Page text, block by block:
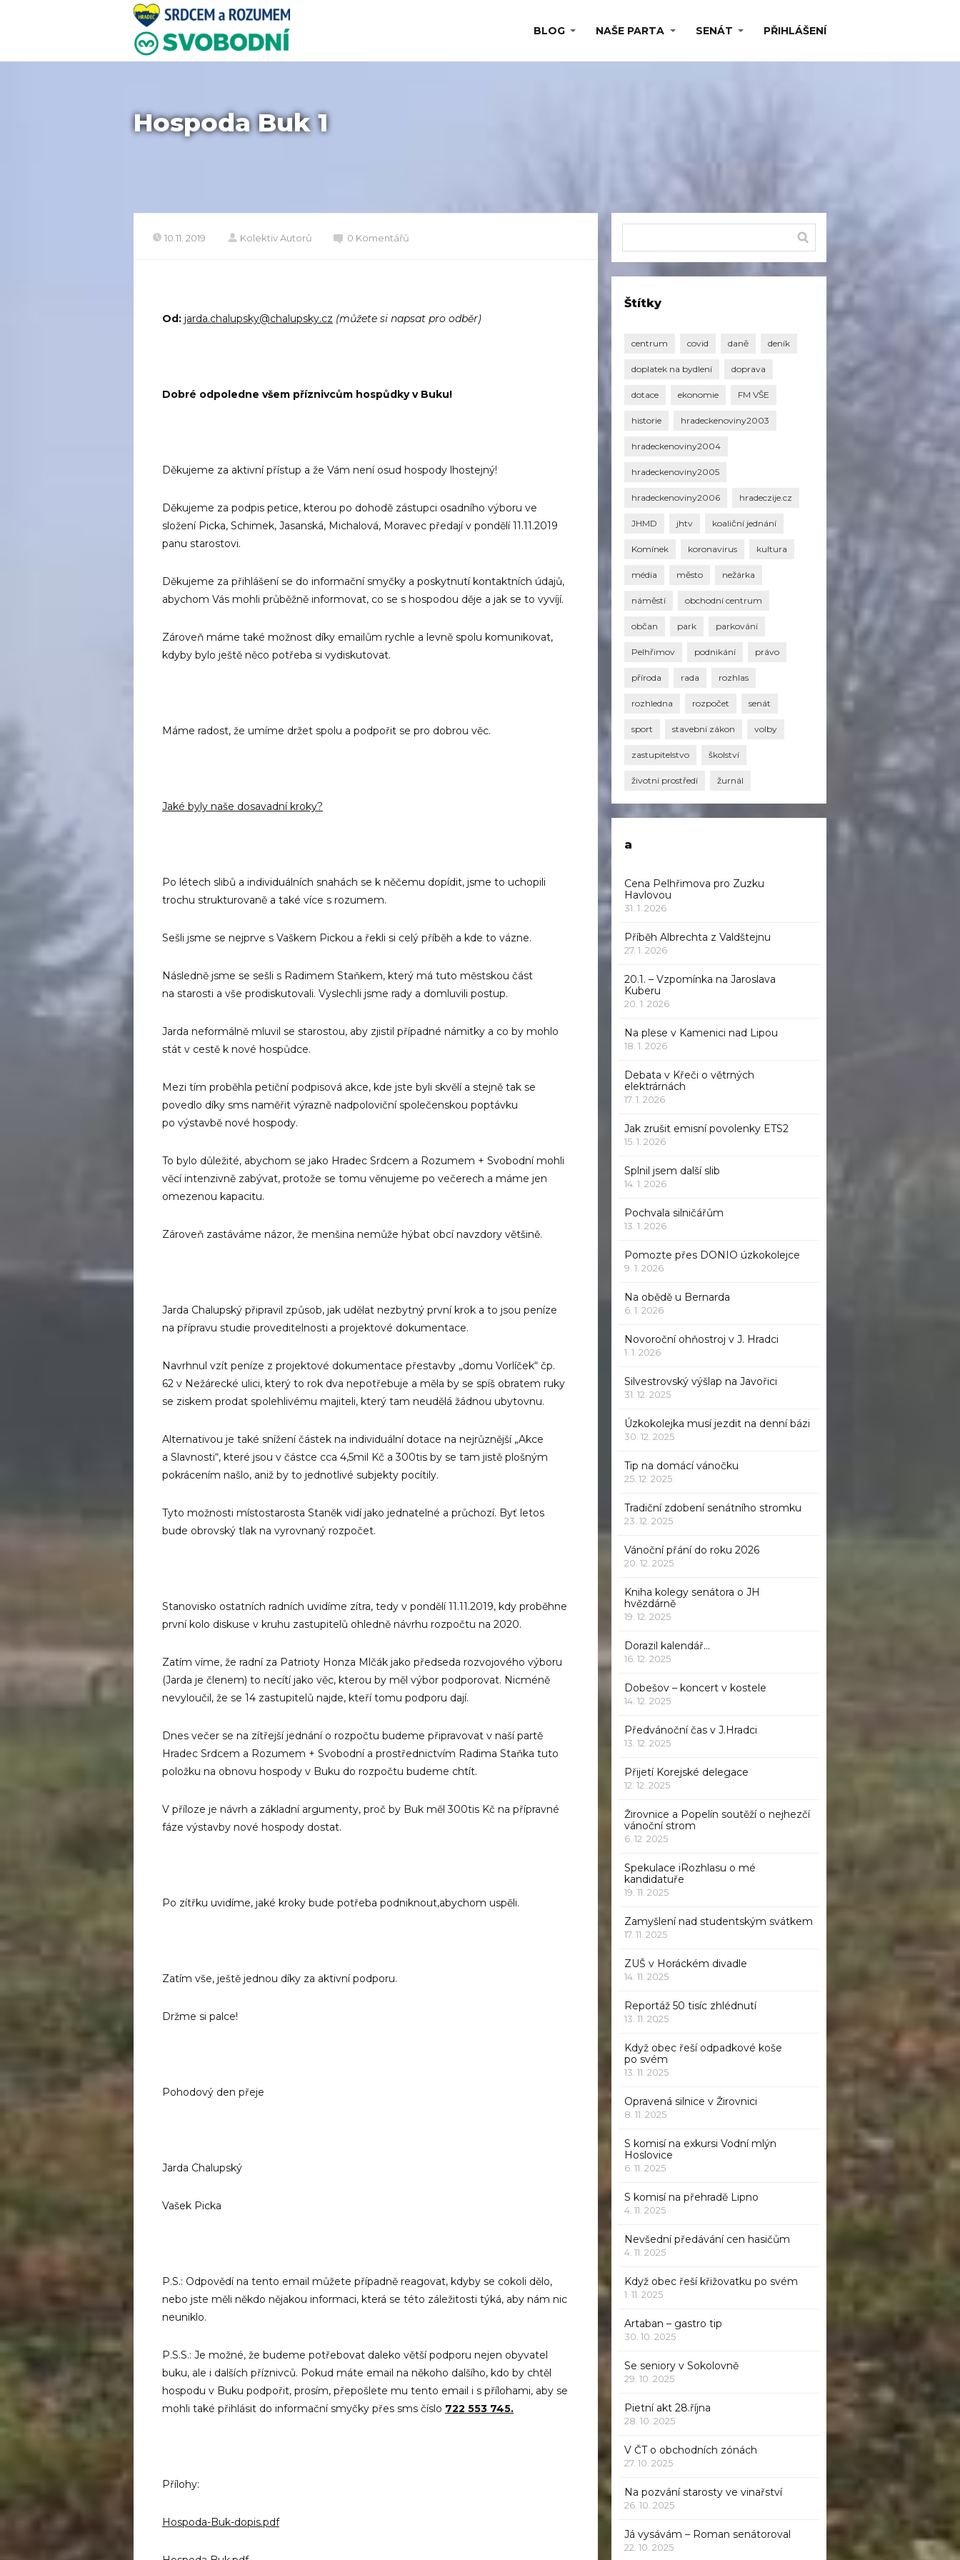
BLOG NAŠE PARTA SENÁT PŘIHLÁŠENÍ
Hospoda Buk 1
10.11. 2019 Kolektiv Autorů 0 Komentářů
Od: jarda.chalupsky@chalupsky.cz (můžete si napsat pro odběr)
Dobré odpoledne všem příznivcům hospůdky v Buku!
Děkujeme za aktivní přístup a že Vám není osud hospody lhostejný!
Děkujeme za podpis petice, kterou po dohodě zástupci osadního výboru ve
složení Picka, Schimek, Jasanská, Michalová, Moravec předají v pondělí 11.11.2019
panu starostovi.
Děkujeme za přihlášení se do informační smyčky a poskytnutí kontaktních údajů,
abychom Vás mohli průběžně informovat, co se s hospodou děje a jak se to vyvíjí.
Zároveň máme také možnost díky emailům rychle a levně spolu komunikovat,
kdyby bylo ještě něco potřeba si vydiskutovat.
Máme radost, že umíme držet spolu a podpořit se pro dobrou věc.
Jaké byly naše dosavadní kroky?
Po létech slibů a individuálních snahách se k něčemu dopídit, jsme to uchopili
trochu strukturovaně a také více s rozumem.
Sešli jsme se nejprve s Vaškem Pickou a řekli si celý příběh a kde to vázne.
Následně jsme se sešli s Radimem Staňkem, který má tuto městskou část
na starosti a vše prodiskutovali. Vyslechli jsme rady a domluvili postup.
Jarda neformálně mluvil se starostou, aby zjistil případné námitky a co by mohlo
stát v cestě k nové hospůdce.
Mezi tím proběhla petiční podpisová akce, kde jste byli skvělí a stejně tak se
povedlo díky sms naměřit výrazně nadpoloviční společenskou poptávku
po výstavbě nové hospody.
To bylo důležité, abychom se jako Hradec Srdcem a Rozumem + Svobodní mohli
věcí intenzivně zabývat, protože se tomu věnujeme po večerech a máme jen
omezenou kapacitu.
Zároveň zastáváme názor, že menšina nemůže hýbat obcí navzdory většině.
Jarda Chalupský připravil způsob, jak udělat nezbytný první krok a to jsou peníze
na přípravu studie proveditelnosti a projektové dokumentace.
Navrhnul vzít peníze z projektové dokumentace přestavby „domu Vorlíček“ čp.
62 v Nežárecké ulici, který to rok dva nepotřebuje a měla by se spíš obratem ruky
se ziskem prodat spolehlivému majiteli, který tam neudělá žádnou ubytovnu.
Alternativou je také snížení částek na individuální dotace na nejrůznější „Akce
a Slavnosti“, které jsou v částce cca 4,5mil Kč a 300tis by se tam jistě plošným
pokrácením našlo, aniž by to jednotlivé subjekty pocítily.
Tyto možnosti místostarosta Staněk vidí jako jednatelné a průchozí. Byť letos
bude obrovský tlak na vyrovnaný rozpočet.
Stanovisko ostatních radních uvidíme zítra, tedy v pondělí 11.11.2019, kdy proběhne
první kolo diskuse v kruhu zastupitelů ohledně návrhu rozpočtu na 2020.
Zatím víme, že radní za Patrioty Honza Mlčák jako předseda rozvojového výboru
(Jarda je členem) to necítí jako věc, kterou by měl výbor podporovat. Nicméně
nevyloučil, že se 14 zastupitelů najde, kteří tomu podporu dají.
Dnes večer se na zítřejší jednání o rozpočtu budeme připravovat v naší partě
Hradec Srdcem a Rozumem + Svobodní a prostřednictvím Radima Staňka tuto
položku na obnovu hospody v Buku do rozpočtu budeme chtít.
V příloze je návrh a základní argumenty, proč by Buk měl 300tis Kč na přípravné
fáze výstavby nové hospody dostat.
Po zítřku uvidíme, jaké kroky bude potřeba podniknout,abychom uspěli.
Zatím vše, ještě jednou díky za aktivní podporu.
Držme si palce!
Pohodový den přeje
Jarda Chalupský
Vašek Picka
P.S.: Odpovědí na tento email můžete případně reagovat, kdyby se cokoli dělo,
nebo jste měli někdo nějakou informaci, která se této záležitosti týká, aby nám nic
neuniklo.
P.S.S.: Je možné, že budeme potřebovat daleko větší podporu nejen obyvatel
buku, ale i dalších příznivců. Pokud máte email na někoho dalšího, kdo by chtěl
hospodu v Buku podpořit, prosím, přepošlete mu tento email i s přílohami, aby se
mohli také přihlásit do informační smyčky přes sms číslo 722 553 745.
Přílohy:
Hospoda-Buk-dopis.pdf
Štítky
centrum covid daně deník
doplatek na bydlení doprava
dotace ekonomie FM VŠE
historie hradeckenoviny2003
hradeckenoviny2004
hradeckenoviny2005
hradeckenoviny2006 hradeczije.cz
JHMD jhtv koaliční jednání
Komínek koronavirus kultura
média město nežárka
náměstí obchodní centrum
občan park parkování
Pelhřimov podnikání právo
příroda rada rozhlas
rozhledna rozpočet senát
sport stavební zákon volby
zastupitelstvo školství
životní prostředí žurnál
a
Cena Pelhřimova pro Zuzku
Havlovou
31. 1. 2026
Příběh Albrechta z Valdštejnu
27. 1. 2026
20.1. – Vzpomínka na Jaroslava
Kuberu
20. 1. 2026
Na plese v Kamenici nad Lipou
18. 1. 2026
Debata v Křeči o větrných
elektrárnách
17. 1. 2026
Jak zrušit emisní povolenky ETS2
15. 1. 2026
Splnil jsem další slib
14. 1. 2026
Pochvala silničářům
13. 1. 2026
Pomozte přes DONIO úzkokolejce
9. 1. 2026
Na obědě u Bernarda
6. 1. 2026
Novoroční ohňostroj v J. Hradci
1. 1. 2026
Silvestrovský výšlap na Javořici
31. 12. 2025
Úzkokolejka musí jezdit na denní bázi
30. 12. 2025
Tip na domácí vánočku
25. 12. 2025
Tradiční zdobení senátního stromku
23. 12. 2025
Vánoční přání do roku 2026
20. 12. 2025
Kniha kolegy senátora o JH
hvězdárně
19. 12. 2025
Dorazil kalendář…
16. 12. 2025
Dobešov – koncert v kostele
14. 12. 2025
Předvánoční čas v J.Hradci
13. 12. 2025
Přijetí Korejské delegace
12. 12. 2025
Žirovnice a Popelín soutěží o nejhezčí
vánoční strom
6. 12. 2025
Spekulace iRozhlasu o mé
kandidatuře
19. 11. 2025
Zamyšlení nad studentským svátkem
17. 11. 2025
ZUŠ v Horáckém divadle
14. 11. 2025
Reportáž 50 tisíc zhlédnutí
13. 11. 2025
Když obec řeší odpadkové koše
po svém
13. 11. 2025
Opravená silnice v Žirovnici
8. 11. 2025
S komisí na exkursi Vodní mlýn
Hoslovice
6. 11. 2025
S komisí na přehradě Lipno
4. 11. 2025
Nevšední předávání cen hasičům
4. 11. 2025
Když obec řeší křižovatku po svém
1. 11. 2025
Artaban – gastro tip
30. 10. 2025
Se seniory v Sokolovně
29. 10. 2025
Pietní akt 28.října
28. 10. 2025
V ČT o obchodních zónách
27. 10. 2025
Na pozvání starosty ve vinařství
26. 10. 2025
Já vysávám – Roman senátoroval
22. 10. 2025